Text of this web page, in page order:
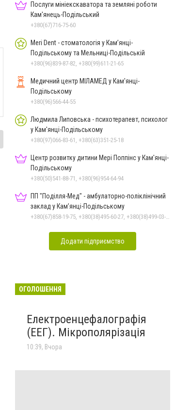
Послуги мініекскаватора та земляні роботи
Кам'янець-Подільський
+380(67)716-75-60
Meri Dent - стоматологія у Кам’янці-
Подільському та Мельниці-Подільській
+380(96)839-87-82, +380(99)611-21-65
Медичний центр МІЛАМЕД у Кам'янці-
Подільському
+380(96)566-44-55
Людмила Липовська - психотерапевт, психолог
у Кам'янці-Подільському
+380(97)066-83-61, +380(63)351-25-18
Центр розвитку дитини Мері Поппінс у Кам'янці-
Подільському
+380(50)541-88-71, +380(96)954-64-94
ПП "Поділля-Мед" - амбулаторно-поліклінічний
заклад у Кам’янці-Подільському
+380(67)858-19-75, +380(38)495-60-27, +380(38)499-03-22
Додати підприємство
ОГОЛОШЕННЯ
Електроенцефалографія
(ЕЕГ). Мікрополярізація
10:39, Вчора